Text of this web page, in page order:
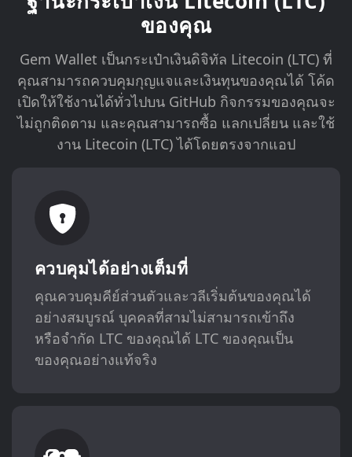
ของคุณ
Gem Wallet เป็นกระเป๋าเงินดิจิทัล Litecoin (LTC) ที่
คุณสามารถควบคุมกุญแจและเงินทุนของคุณได้ โค้ด
เปิดให้ใช้งานได้ทั่วไปบน GitHub กิจกรรมของคุณจะ
ไม่ถูกติดตาม และคุณสามารถซื้อ แลกเปลี่ยน และใช้
งาน Litecoin (LTC) ได้โดยตรงจากแอป
ควบคุมได้อย่างเต็มที่
คุณควบคุมคีย์ส่วนตัวและวลีเริ่มต้นของคุณได้
อย่างสมบูรณ์ บุคคลที่สามไม่สามารถเข้าถึง
หรือจำกัด LTC ของคุณได้ LTC ของคุณเป็น
ของคุณอย่างแท้จริง